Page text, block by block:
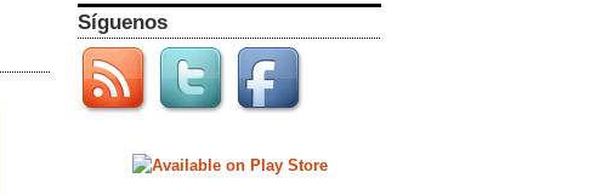
Síguenos